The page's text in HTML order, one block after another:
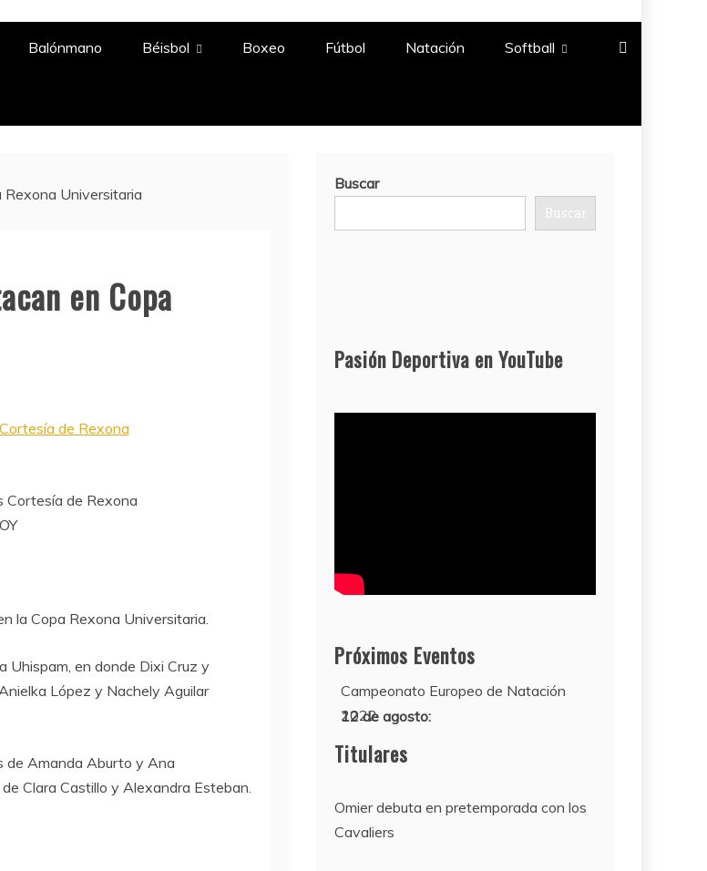
Balónmano Béisbol Boxeo Fútbol Natación​ Softball​
Universitaria
en Copa
Cortesía de Rexona
la Copa Rexona Universitaria.
en donde Dixi Cruz y
López y Nachely Aguilar
de Amanda Aburto y Ana
Clara Castillo y Alexandra Esteban.
Buscar
Buscar
Pasión Deportiva en YouTube
Próximos Eventos
11 al 21 de agosto:
2022
12 de agosto:
Empieza La Liga 2022-2023
Titulares
Omier debuta en pretemporada con los
Cavaliers